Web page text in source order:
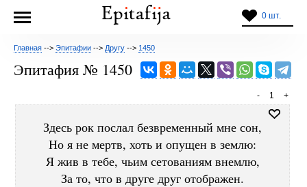
0 шт.
Главная --> Эпитафии --> Другу --> 1450
Эпитафия № 1450
+
1
-
Здесь рок послал безвременный мне сон,
Но я не мертв, хоть и опущен в землю:
Я жив в тебе, чьим сетованиям внемлю,
За то, что в друге друг отображен.